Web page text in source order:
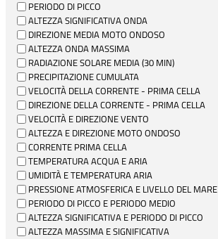
PERIODO DI PICCO
ALTEZZA SIGNIFICATIVA ONDA
DIREZIONE MEDIA MOTO ONDOSO
ALTEZZA ONDA MASSIMA
RADIAZIONE SOLARE MEDIA (30 MIN)
PRECIPITAZIONE CUMULATA
VELOCITÀ DELLA CORRENTE - PRIMA CELLA
DIREZIONE DELLA CORRENTE - PRIMA CELLA
VELOCITÀ E DIREZIONE VENTO
ALTEZZA E DIREZIONE MOTO ONDOSO
CORRENTE PRIMA CELLA
TEMPERATURA ACQUA E ARIA
UMIDITÀ E TEMPERATURA ARIA
PRESSIONE ATMOSFERICA E LIVELLO DEL MARE
PERIODO DI PICCO E PERIODO MEDIO
ALTEZZA SIGNIFICATIVA E PERIODO DI PICCO
ALTEZZA MASSIMA E SIGNIFICATIVA